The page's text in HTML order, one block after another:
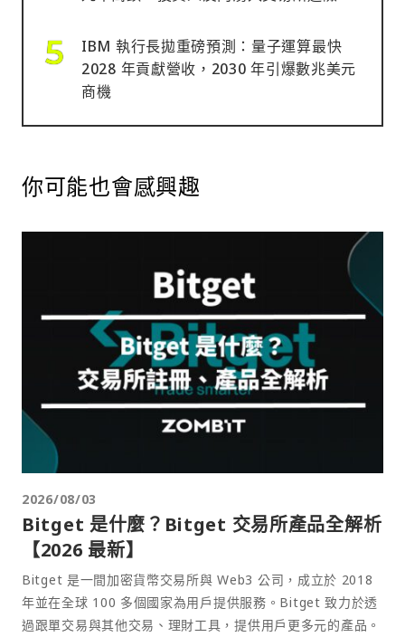
IBM 執行長拋重磅預測：量子運算最快
2028 年貢獻營收，2030 年引爆數兆美元
商機
你可能也會感興趣
2026/08/03
Bitget 是什麼？Bitget 交易所產品全解析
【2026 最新】
Bitget 是一間加密貨幣交易所與 Web3 公司，成立於 2018
年並在全球 100 多個國家為用戶提供服務。Bitget 致力於透
過跟單交易與其他交易、理財工具，提供用戶更多元的產品。